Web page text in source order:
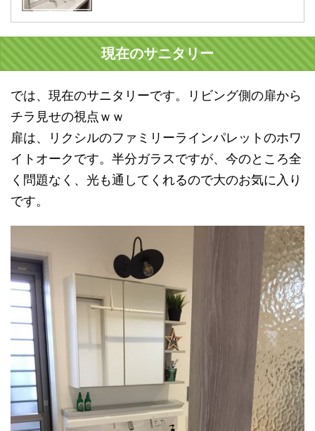
現在のサニタリー
では、現在のサニタリーです。リビング側の扉から
チラ見せの視点ｗｗ
扉は、リクシルのファミリーラインパレットのホワ
イトオークです。半分ガラスですが、今のところ全
く問題なく、光も通してくれるので大のお気に入り
です。